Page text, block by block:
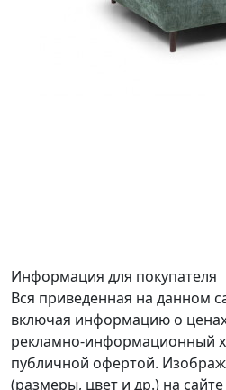
Информация для покупателя
Вся приведенная на данном
включая информацию о
рекламно-информационный
публичной офертой.
(размеры, цвет и др.) на